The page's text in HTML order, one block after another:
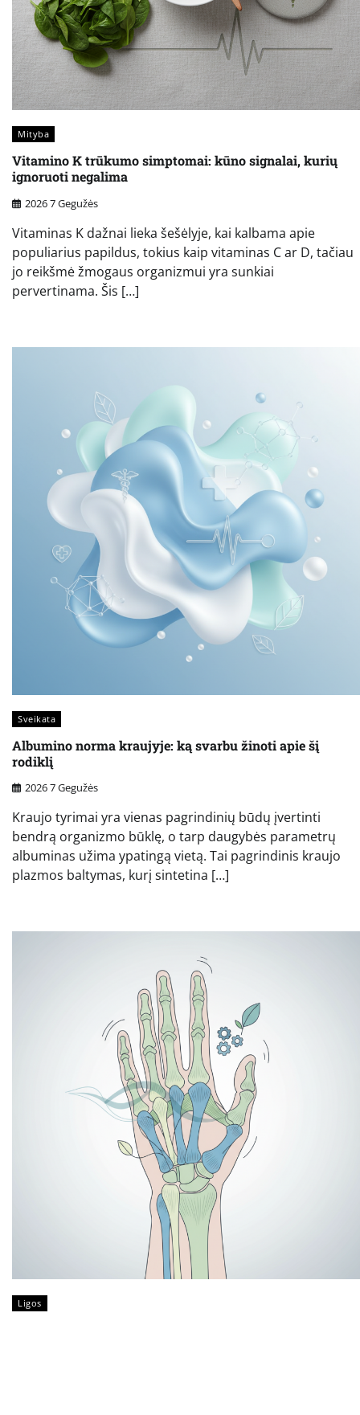
Mityba
Vitamino K trūkumo simptomai: kūno signalai, kurių
ignoruoti negalima
2026 7 Gegužės
Vitaminas K dažnai lieka šešėlyje, kai kalbama apie
populiarius papildus, tokius kaip vitaminas C ar D, tačiau
jo reikšmė žmogaus organizmui yra sunkiai
pervertinama. Šis […]
Sveikata
Albumino norma kraujyje: ką svarbu žinoti apie šį
rodiklį
2026 7 Gegužės
Kraujo tyrimai yra vienas pagrindinių būdų įvertinti
bendrą organizmo būklę, o tarp daugybės parametrų
albuminas užima ypatingą vietą. Tai pagrindinis kraujo
plazmos baltymas, kurį sintetina […]
Ligos